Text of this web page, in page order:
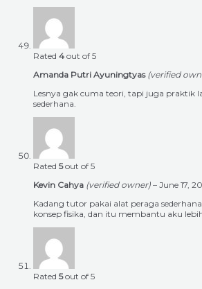
Rated 4 out of 5
Amanda Putri Ayuningtyas (verified
Lesnya gak cuma teori, tapi juga praktik
sederhana.
Rated 5out of 5
Kevin Cahya (verified owner) – June 17,
Kadang tutor pakai alat peraga
konsep fisika, dan itu membantu aku
Rated 5out of 5